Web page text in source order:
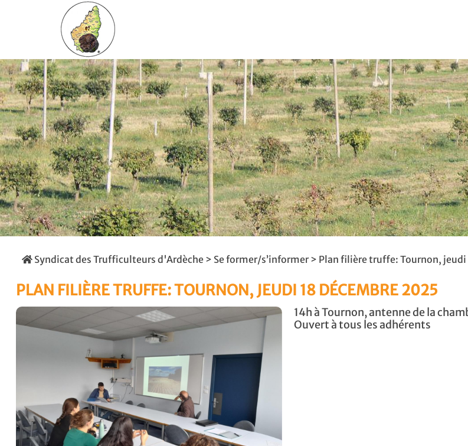
Syndicat des Trufficulteurs d'Ardèche> Se former/s’informer> Plan filière truffe: Tournon, jeudi
PLAN FILIÈRE TRUFFE: TOURNON, JEUDI 18 DÉCEMBRE 2025
14h à Tournon, antenne de la
Ouvert à tous les adhérents